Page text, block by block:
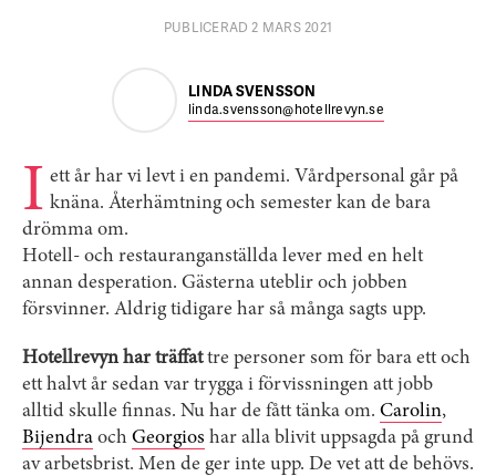
PUBLICERAD 2 MARS 2021
LINDA SVENSSON
linda.svensson@hotellrevyn.se
I ett år har vi levt i en pandemi. Vårdpersonal går på
knäna. Återhämtning och semester kan de bara
drömma om.
Hotell- och restauranganställda lever med en helt
annan desperation. Gästerna uteblir och jobben
försvinner. Aldrig tidigare har så många sagts upp.
Hotellrevyn har träffattre personer som för bara ett och
ett halvt år sedan var trygga i förvissningen att jobb
alltid skulle finnas. Nu har de fått tänka om. Carolin,
Bijendra och ­ Georgios har alla blivit uppsagda på grund
av arbetsbrist. Men de ger inte upp. De vet att de behövs.